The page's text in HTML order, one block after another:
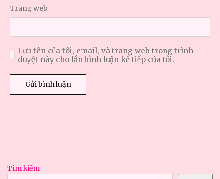
Trang web
Lưu tên của tôi, email, và trang web trong trình
duyệt này cho lần bình luận kế tiếp của tôi.
Tìm kiếm